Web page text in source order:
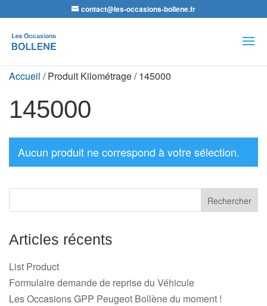
contact@les-occasions-bollene.fr
de
produits
Accueil / Produit Kilométrage / 145000
145000
Aucun produit ne correspond à votre sélection.
Articles récents
List Product
Formulaire demande de reprise du Véhicule
Les Occasions GPP Peugeot Bollène du moment !